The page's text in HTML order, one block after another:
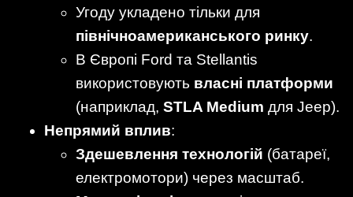
Угоду укладено тільки для
північноамериканського ринку.
В Європі Ford та Stellantis
використовують власні платформи
(наприклад, STLA Medium для Jeep).
Непрямий вплив:
Здешевлення технологій (батареї,
електромотори) через масштаб.